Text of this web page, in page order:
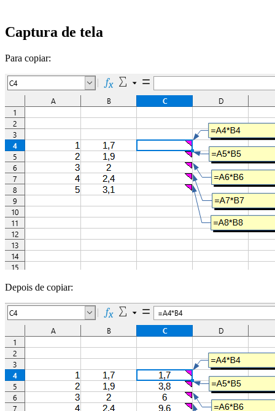
Captura de tela
Para copiar:
Depois de copiar: